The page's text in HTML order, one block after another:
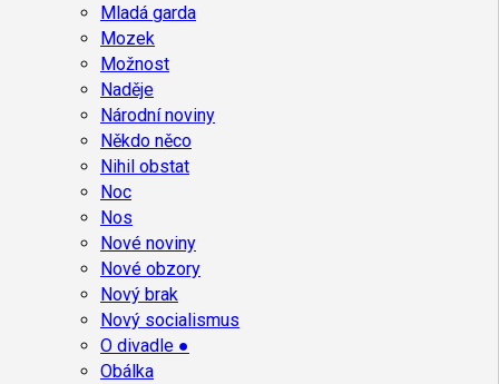
Mladá garda
Mozek
Možnost
Naděje
Národní noviny
Někdo něco
Nihil obstat
Noc
Nos
Nové noviny
Nové obzory
Nový brak
Nový socialismus
O divadle ●
Obálka